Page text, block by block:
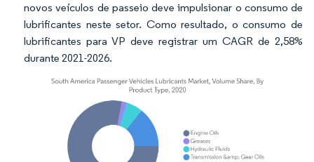
novos veículos de passeio deve impulsionar o consumo de
lubrificantes neste setor. Como resultado, o consumo de
lubrificantes para VP deve registrar um CAGR de 2,58%
durante 2021-2026.